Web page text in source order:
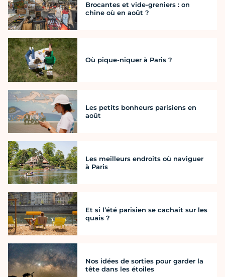
Brocantes et vide-greniers : on
chine où en août ?
Où pique-niquer à Paris ?
Les petits bonheurs parisiens en
août
Les meilleurs endroits où naviguer
à Paris
Et si l’été parisien se cachait sur les
quais ?
Nos idées de sorties pour garder la
tête dans les étoiles